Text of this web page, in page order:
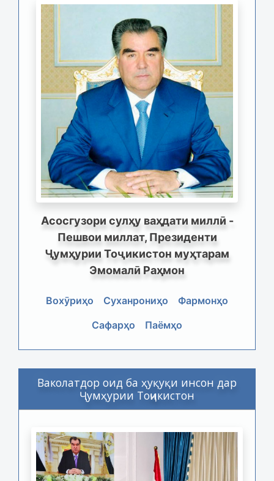
Асосгузори сулҳу ваҳдати миллӣ -
Пешвои миллат, Президенти
Ҷумҳурии Тоҷикистон муҳтарам
Эмомалӣ Раҳмон
Вохӯриҳо Суханрониҳо
Фармонҳо
Сафарҳо
Паёмҳо
Ваколатдор оид ба ҳуқуқи инсон дар
Ҷумҳурии Тоҷикистон